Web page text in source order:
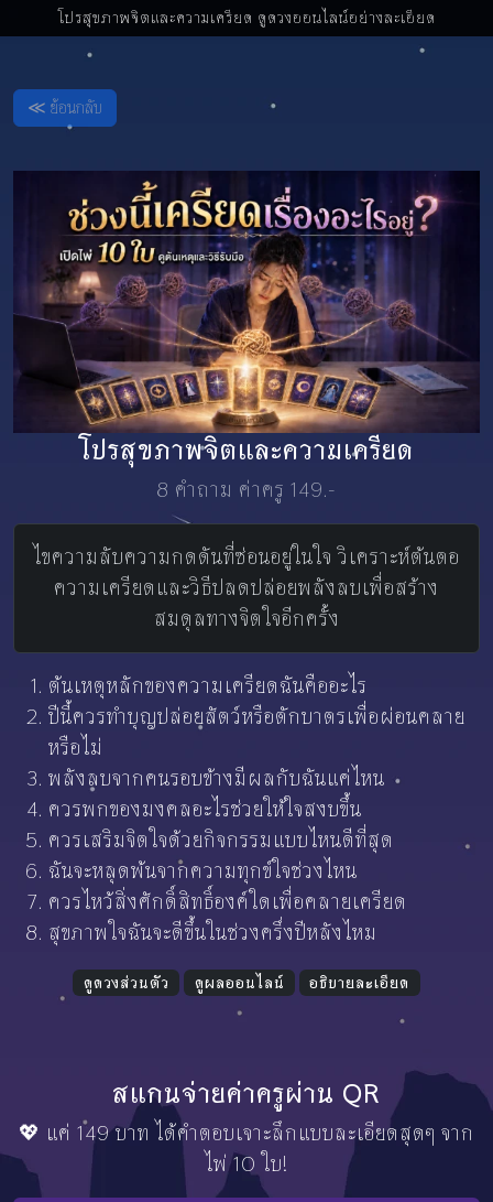
โปรสุขภาพจิตและความเครียด ดูดวงออนไลน์อย่างละเอียด
≪ ย้อนกลับ
โปรสุขภาพจิตและความเครียด
8 คำถาม ค่าครู 149.-
ไขความลับความกดดันที่ซ่อนอยู่ในใจ วิเคราะห์ต้นตอ
ความเครียดและวิธีปลดปล่อยพลังลบเพื่อสร้าง
สมดุลทางจิตใจอีกครั้ง
ต้นเหตุหลักของความเครียดฉันคืออะไร
ปีนี้ควรทำบุญปล่อยสัตว์หรือตักบาตรเพื่อผ่อนคลาย
หรือไม่
พลังลบจากคนรอบข้างมีผลกับฉันแค่ไหน
ควรพกของมงคลอะไรช่วยให้ใจสงบขึ้น
ควรเสริมจิตใจด้วยกิจกรรมแบบไหนดีที่สุด
ฉันจะหลุดพ้นจากความทุกข์ใจช่วงไหน
ควรไหว้สิ่งศักดิ์สิทธิ์องค์ใดเพื่อคลายเครียด
สุขภาพใจฉันจะดีขึ้นในช่วงครึ่งปีหลังไหม
ดูดวงส่วนตัว ดูผลออนไลน์ อธิบายละเอียด
สแกนจ่ายค่าครูผ่าน QR
💖 แค่ 149 บาท ได้คำตอบเจาะลึกแบบละเอียดสุดๆ จาก
ไพ่ 10 ใบ!